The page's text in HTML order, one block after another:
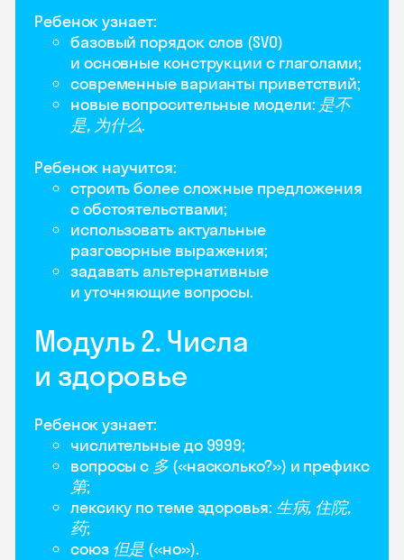
Ребенок узнает:
базовый порядок слов (SVO)
и основные конструкции с глаголами;
современные варианты приветствий;
новые вопросительные модели: 是不
是, 为什么.
Ребенок научится:
строить более сложные предложения
с обстоятельствами;
использовать актуальные
разговорные выражения;
задавать альтернативные
и уточняющие вопросы.
Модуль 2. Числа
и здоровье
Ребенок узнает:
числительные до 9999;
вопросы с 多 («насколько?») и префикс
第;
лексику по теме здоровья: 生病, 住院,
药;
союз 但是 («но»).